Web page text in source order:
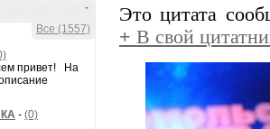
-
Все (1557)
привет! На
- (0)
Это цитата
+ В свой